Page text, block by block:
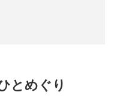
とめぐり